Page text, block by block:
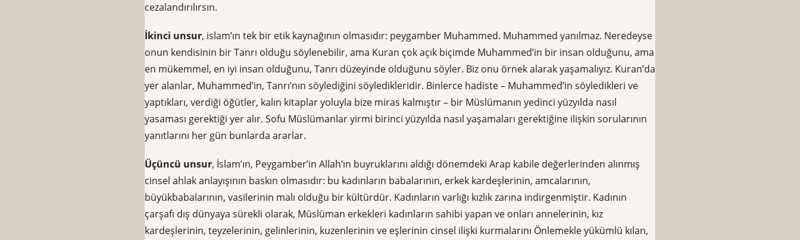
cezalandırılırsın.
İkinci unsur, islam’ın tek bir etik kaynağının olmasıdır: peygamber Muhammed. Muhammed yanılmaz. Neredeyse
onun kendisinin bir Tanrı olduğu söylenebilir, ama Kuran çok açık biçimde Muhammed’in bir insan olduğunu, ama
en mükemmel, en iyi insan olduğunu, Tanrı düzeyinde olduğunu söyler. Biz onu örnek alarak yaşamalıyız. Kuran’da
yer alanlar, Muhammed’in, Tanrı’nın söylediğini söyledikleridir. Binlerce hadiste – Muhammed’in söyledikleri ve
yaptıkları, verdiği öğütler, kalın kitaplar yoluyla bize miras kalmıştır – bir Müslümanın yedinci yüzyılda nasıl
yasaması gerektiği yer alır. Sofu Müslümanlar yirmi birinci yüzyılda nasıl yaşamaları gerektiğine ilişkin sorularının
yanıtlarını her gün bunlarda ararlar.
Üçüncü unsur, İslam’ın, Peygamber’in Allah’ın buyruklarını aldığı dönemdeki Arap kabile değerlerinden alınmış
cinsel ahlak anlayışının baskın olmasıdır: bu kadınların babalarının, erkek kardeşlerinin, amcalarının,
büyükbabalarının, vasilerinin malı olduğu bir kültürdür. Kadınların varlığı kızlık zarına indirgenmiştir. Kadının
çarşafı dış dünyaya sürekli olarak, Müslüman erkekleri kadınların sahibi yapan ve onları annelerinin, kız
kardeşlerinin, teyzelerinin, gelinlerinin, kuzenlerinin ve eşlerinin cinsel ilişki kurmalarını Önlemekle yükümlü kılan,